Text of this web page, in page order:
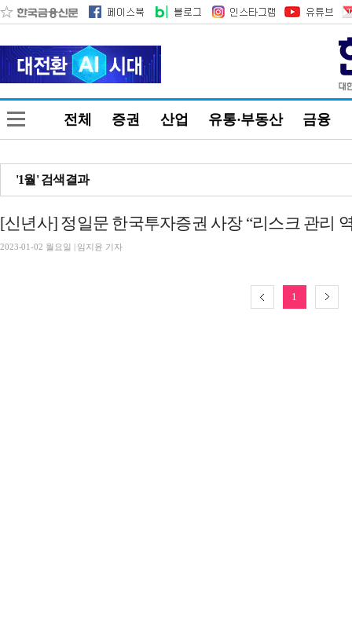
전체 증권 산업 유통·부동산 금융
'1월' 검색결과
[신년사] 정일문 한국투자증권 사장 “리스크 관리
2023-01-02 월요일 | 임지윤 기자
1